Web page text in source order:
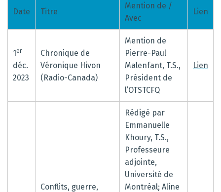
Date Titre
Mention de /
Avec
Lien
1er
déc.
2023
Chronique de
Véronique Hivon
(Radio-Canada)
Mention de
Pierre-Paul
Malenfant, T.S.,
Président de
l’OTSTCFQ
Lien
Conflits, guerre,
Rédigé par
Emmanuelle
Khoury, T.S.,
Professeure
adjointe,
Université de
Montréal; Aline